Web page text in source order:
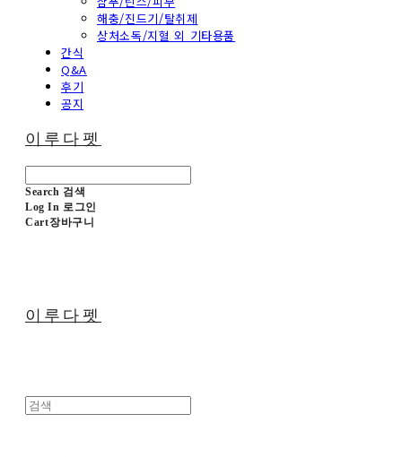
해충/진드기/탈취제
상처소독/지혈 외 기타용품
간식
Q&A
후기
공지
이루다펫
Search 검색
Log In 로그인
Cart장바구니
이루다펫